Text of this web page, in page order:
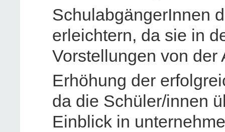
SchulabgängerInnen
erleichtern, da sie in
Vorstellungen von
Erhöhung der
da die Schüler/innen
Einblick in